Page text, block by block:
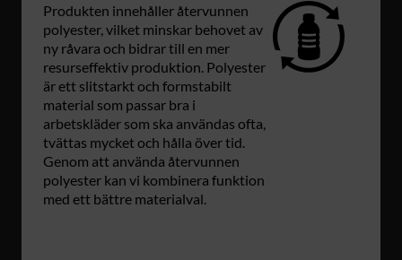
Produkten innehåller återvunnen
polyester, vilket minskar behovet av
ny råvara och bidrar till en mer
resurseffektiv produktion. Polyester
är ett slitstarkt och formstabilt
material som passar bra i
arbetskläder som ska användas ofta,
tvättas mycket och hålla över tid.
Genom att använda återvunnen
polyester kan vi kombinera funktion
med ett bättre materialval.